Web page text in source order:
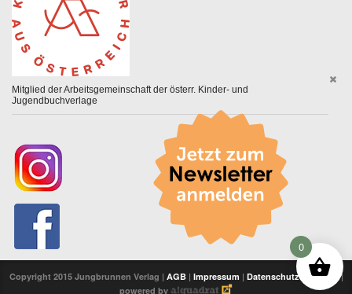
Mitglied der Arbeitsgemeinschaft der österr. Kinder- und
Jugendbuchverlage
Copyright 2015 Jungbrunnen Verlag | AGB| Impressum | Datenschutzerklärung |
powered by
0